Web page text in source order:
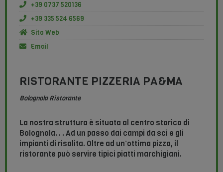
+39 0737 520136
+39 335 524 6569
Sito Web
Email
RISTORANTE PIZZERIA PA&MA
Bolognola Ristorante
La nostra struttura è situata al centro storico di
Bolognola. . . Ad un passo dai campi da sci e gli
impianti di risalita. Oltre ad un’ottima pizza, il
ristorante può servire tipici piatti marchigiani.